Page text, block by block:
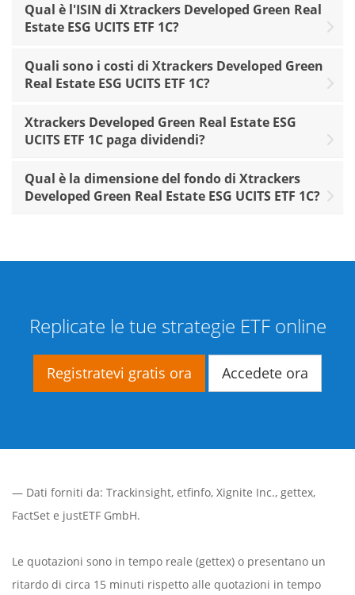
Qual è l'ISIN di Xtrackers Developed Green Real
Estate ESG UCITS ETF 1C?
Quali sono i costi di Xtrackers Developed Green
Real Estate ESG UCITS ETF 1C?
Xtrackers Developed Green Real Estate ESG
UCITS ETF 1C paga dividendi?
Qual è la dimensione del fondo di Xtrackers
Developed Green Real Estate ESG UCITS ETF 1C?
Replicate le tue strategie ETF online
Registratevi gratis ora Accedete ora
— Dati forniti da: Trackinsight, etfinfo, Xignite Inc., gettex,
FactSet e justETF GmbH.
Le quotazioni sono in tempo reale (gettex) o presentano un
ritardo di circa 15 minuti rispetto alle quotazioni in tempo